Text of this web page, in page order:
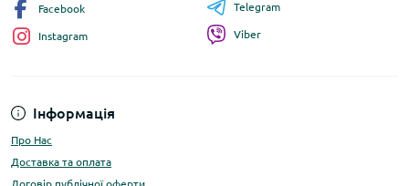
Інформація
Про Нас
Доставка та оплата
Facebook
Instagram
Telegram
Viber